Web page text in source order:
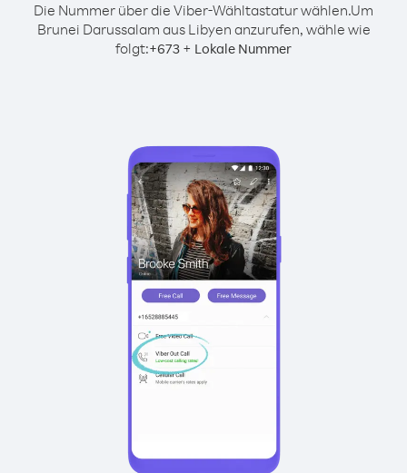
Die Nummer über die Viber-Wähltastatur wählen.Um
Brunei Darussalam aus Libyen anzurufen, wähle wie
folgt:+673 + Lokale Nummer